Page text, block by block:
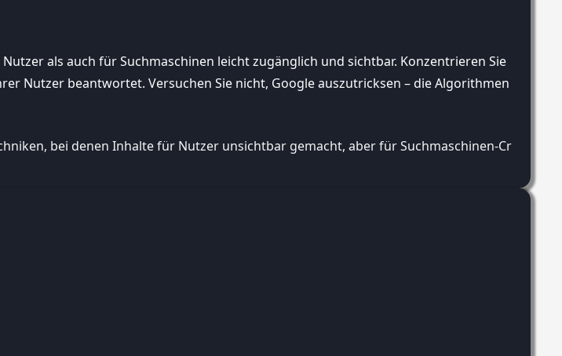
als auch für Suchmaschinen leicht zugänglich und sichtbar. Konzentrieren Sie
Nutzer beantwortet. Versuchen Sie nicht, Google auszutricksen – die Algorithmen
bei denen Inhalte für Nutzer unsichtbar gemacht, aber für Suchmaschinen-